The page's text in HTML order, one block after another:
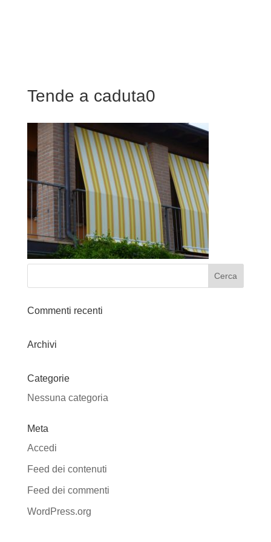
Tende a caduta0
Commenti recenti
Archivi
Categorie
Nessuna categoria
Meta
Accedi
Feed dei contenuti
Feed dei commenti
WordPress.org